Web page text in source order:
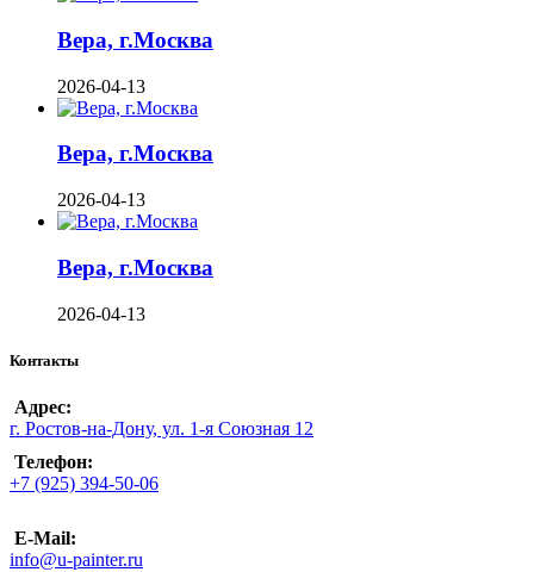
Вера, г.Москва
2026-04-13
Вера, г.Москва
2026-04-13
Вера, г.Москва
2026-04-13
Контакты
Адрес:
г. Ростов-на-Дону, ул. 1-я Союзная 12
Телефон:
+7 (925) 394-50-06
E-Mail:
info@u-painter.ru